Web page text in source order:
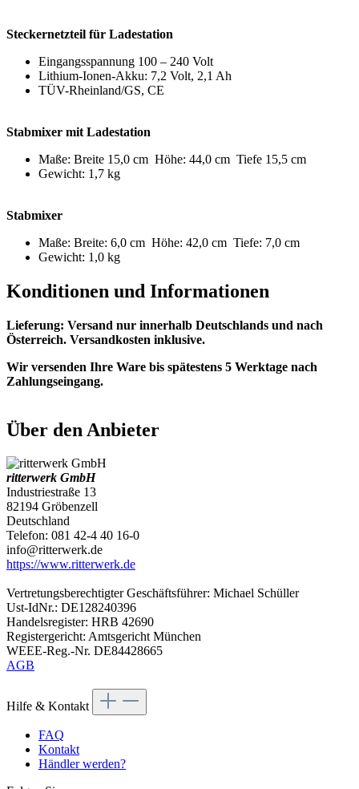
Steckernetzteil für Ladestation
Eingangsspannung 100 – 240 Volt
Lithium-Ionen-Akku: 7,2 Volt, 2,1 Ah
TÜV-Rheinland/GS, CE
Stabmixer mit Ladestation
Maße: Breite 15,0 cm Höhe: 44,0 cm Tiefe 15,5 cm
Gewicht: 1,7 kg
Stabmixer
Maße: Breite: 6,0 cm Höhe: 42,0 cm Tiefe: 7,0 cm
Gewicht: 1,0 kg
Konditionen und Informationen
Lieferung: Versand nur innerhalb Deutschlands und nach
Österreich. Versandkosten inklusive.
Wir versenden Ihre Ware bis spätestens 5 Werktage nach
Zahlungseingang.
Über den Anbieter
ritterwerk GmbH
Industriestraße 13
82194 Gröbenzell
Deutschland
Telefon: 081 42-4 40 16-0
info@ritterwerk.de
https://www.ritterwerk.de
Vertretungsberechtigter Geschäftsführer: Michael Schüller
Ust-IdNr.: DE128240396
Handelsregister: HRB 42690
Registergericht: Amtsgericht München
WEEE-Reg.-Nr. DE84428665
AGB
Hilfe & Kontakt
FAQ
Kontakt
Händler werden?